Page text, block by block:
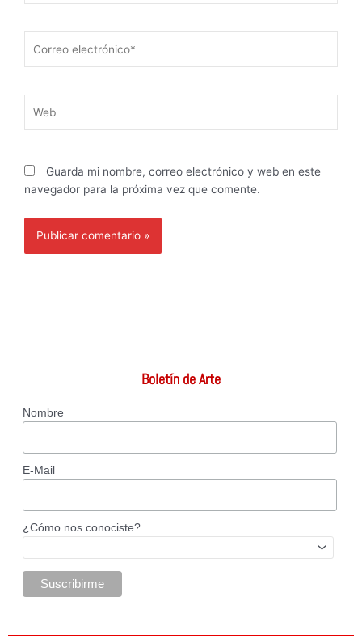
electrónico*
Guarda mi nombre, correo electrónico y web en este
navegador para la próxima vez que comente.
Boletín de Arte
Nombre
E-Mail
¿Cómo nos conociste?